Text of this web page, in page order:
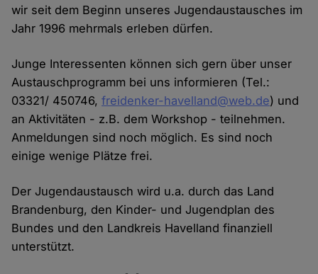
wir seit dem Beginn unseres Jugendaustausches im
Jahr 1996 mehrmals erleben dürfen.
Junge Interessenten können sich gern über unser
Austauschprogramm bei uns informieren (Tel.:
03321/ 450746,freidenker-havelland@web.de) und
an Aktivitäten - z.B. dem Workshop - teilnehmen.
Anmeldungen sind noch möglich. Es sind noch
einige wenige Plätze frei.
Der Jugendaustausch wird u.a. durch das Land
Brandenburg, den Kinder- und Jugendplan des
Bundes und den Landkreis Havelland finanziell
unterstützt.